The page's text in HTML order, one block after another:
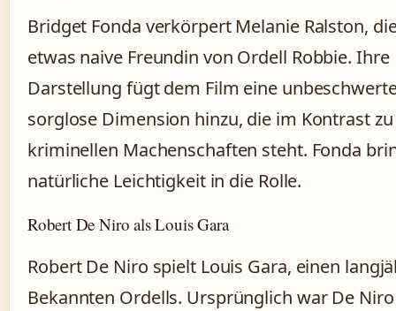
Bridget Fonda verkörpert Melanie Ralston,
etwas naive Freundin von Ordell Robbie. Ihre
Darstellung fügt dem Film eine
sorglose Dimension hinzu, die im Kontrast
kriminellen Machenschaften steht. Fonda
natürliche Leichtigkeit in die Rolle.
Robert De Niro als Louis Gara
Robert De Niro spielt Louis Gara, einen
Bekannten Ordells. Ursprünglich war De